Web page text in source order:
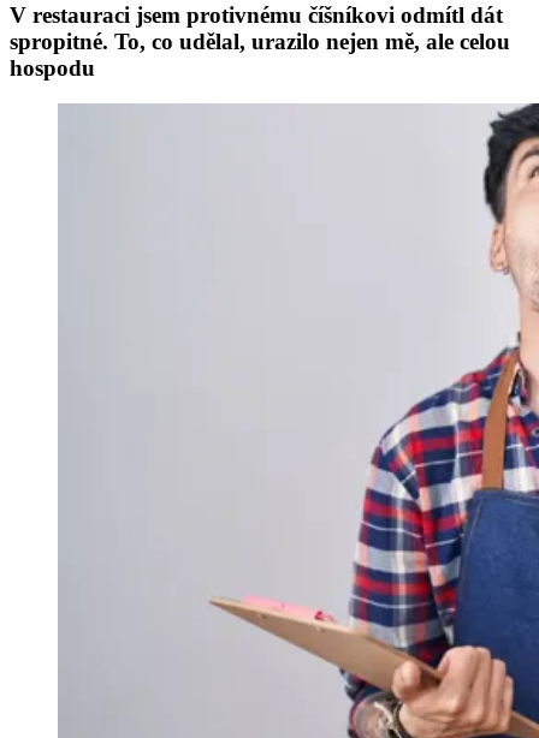
V restauraci jsem protivnému číšníkovi odmítl dát
spropitné. To, co udělal, urazilo nejen mě, ale celou
hospodu